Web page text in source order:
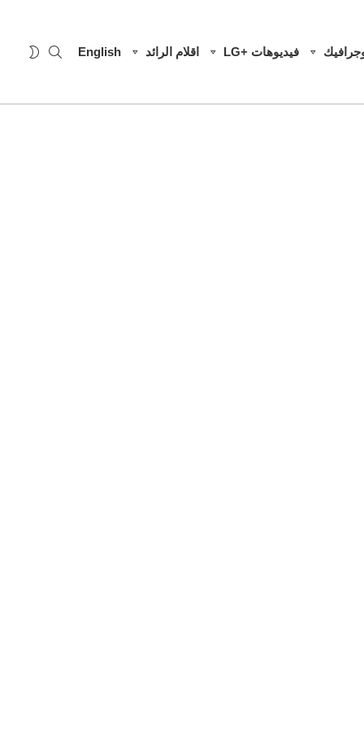
فيديوهات +LG اقلام الرائد English
SEARCH